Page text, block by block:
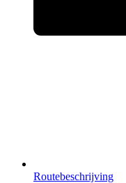
Routebeschrijving